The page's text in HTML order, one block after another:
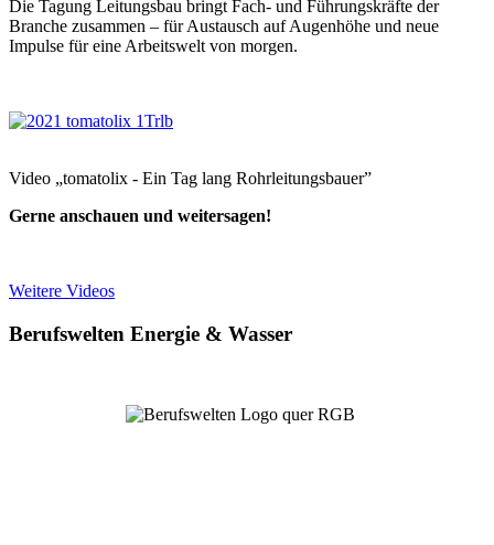
Die Tagung Leitungsbau bringt Fach- und Führungskräfte der
Branche zusammen – für Austausch auf Augenhöhe und neue
Impulse für eine Arbeitswelt von morgen.
Video „tomatolix - Ein Tag lang Rohrleitungsbauer”
Gerne anschauen und weitersagen!
Weitere Videos
Berufswelten Energie & Wasser